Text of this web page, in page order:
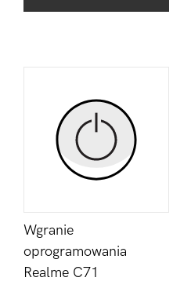
Wgranie
oprogramowania
Realme C71